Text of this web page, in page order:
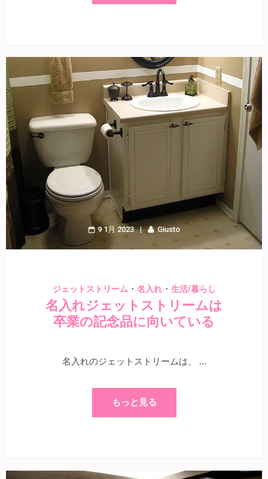
9 1月 2023 Giusto
ジェットストリーム・ 名入れ・ 生活/暮らし
名入れジェットストリームは
卒業の記念品に向いている
名入れのジェットストリームは、 …
もっと見る